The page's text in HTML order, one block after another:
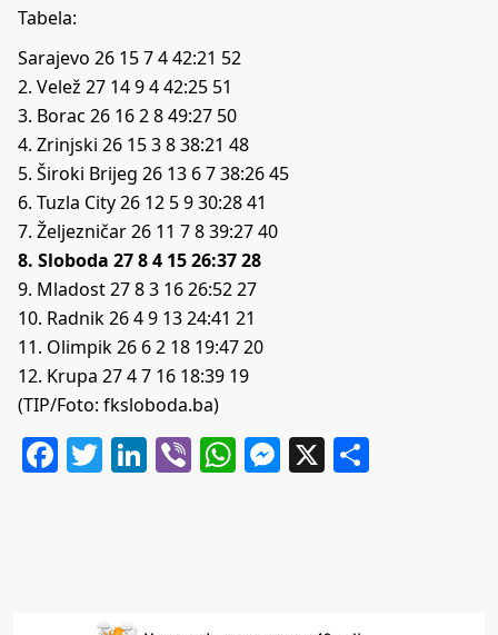
Tabela:
Sarajevo 26 15 7 4 42:21 52
2. Velež 27 14 9 4 42:25 51
3. Borac 26 16 2 8 49:27 50
4. Zrinjski 26 15 3 8 38:21 48
5. Široki Brijeg 26 13 6 7 38:26 45
6. Tuzla City 26 12 5 9 30:28 41
7. Željezničar 26 11 7 8 39:27 40
8. Sloboda 27 8 4 15 26:37 28
9. Mladost 27 8 3 16 26:52 27
10. Radnik 26 4 9 13 24:41 21
11. Olimpik 26 6 2 18 19:47 20
12. Krupa 27 4 7 16 18:39 19
(TIP/Foto: fksloboda.ba)
Facebook
Twitter
LinkedIn
ViberWhatsApp
Messenger
X